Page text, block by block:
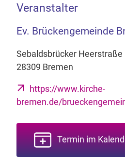
Veranstalter
Ev. Brückengemeinde
Sebaldsbrücker Heerstraße
28309 Bremen
https://www.kirche-
bremen.de/
Termin im